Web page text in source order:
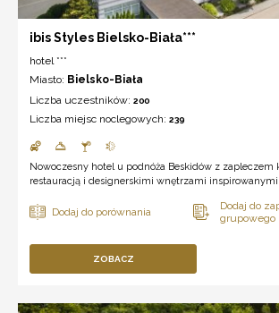
ibis Styles Bielsko-Biała***
hotel ***
Miasto: Bielsko-Biała
Liczba uczestników: 200
Liczba miejsc noclegowych: 239
Nowoczesny hotel u podnóża Beskidów z zapleczem
restauracją i designerskimi wnętrzami inspirowanymi
ZOBACZ